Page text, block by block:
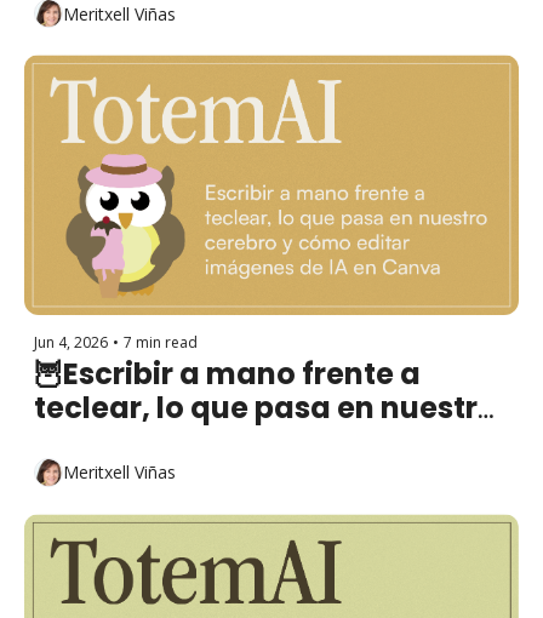
Meritxell Viñas
Jun 4, 2026 • 7 min read
🦉Escribir a mano frente a
teclear, lo que pasa en nuestro
imágenes de IA
Meritxell Viñas